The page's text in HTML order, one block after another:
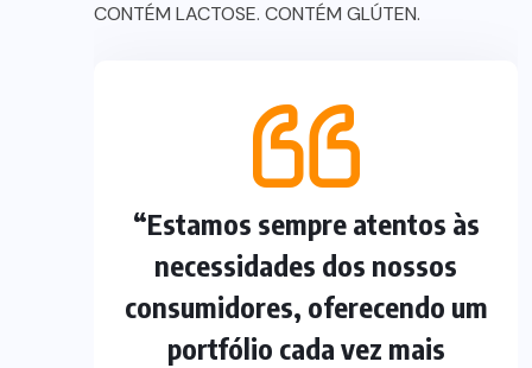
CONTÉM LACTOSE. CONTÉM GLÚTEN.
“Estamos sempre atentos às
necessidades dos nossos
consumidores, oferecendo um
portfólio cada vez mais